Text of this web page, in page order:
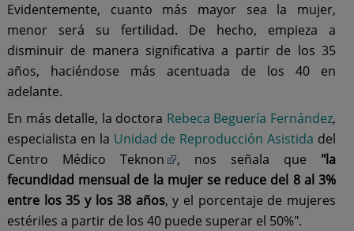
Evidentemente, cuanto más mayor sea la mujer,
menor será su fertilidad. De hecho, empieza a
disminuir de manera significativa a partir de los 35
años, haciéndose más acentuada de los 40 en
adelante.
En más detalle, la doctora Rebeca Beguería Fernández,
especialista en la Unidad de Reproducción Asistida del
Centro Médico Teknon
, nos señala que "la
fecundidad mensual de la mujer se reduce del 8 al 3%
entre los 35 y los 38 años, y el porcentaje de mujeres
estériles a partir de los 40 puede superar el 50%".